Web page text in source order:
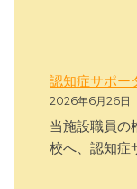
認知症サポー
2026年6月26日
当施設職員の
校へ、認知症